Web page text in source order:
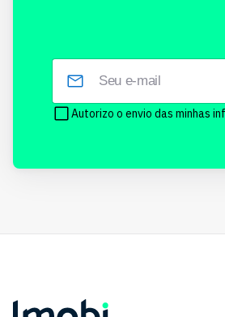
Autorizo o envio das minhas